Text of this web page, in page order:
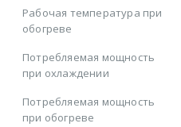
Рабочая температура при
обогреве
Потребляемая мощность
при охлаждении
Потребляемая мощность
при обогреве